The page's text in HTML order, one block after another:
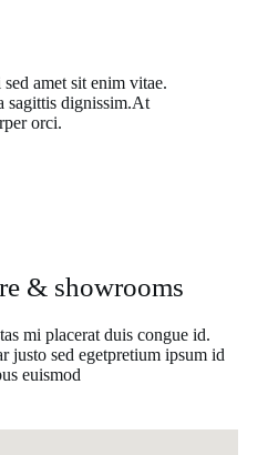
amet sit enim vitae.
sagittis dignissim.At
orci.
& showrooms
mi placerat duis congue id.
justo sed egetpretium ipsum id
euismod